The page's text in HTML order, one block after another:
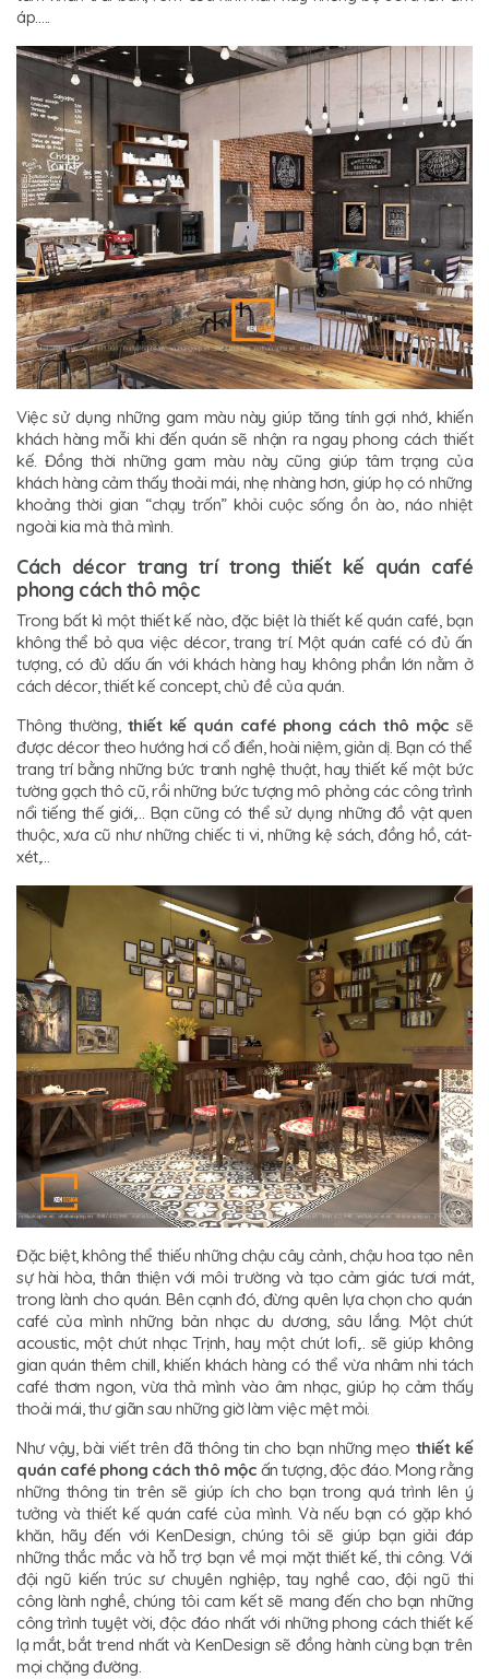
áp…..
Việc sử dụng những gam màu này giúp tăng tính gợi nhớ, khiến
khách hàng mỗi khi đến quán sẽ nhận ra ngay phong cách thiết
kế. Đồng thời những gam màu này cũng giúp tâm trạng của
khách hàng cảm thấy thoải mái, nhẹ nhàng hơn, giúp họ có những
khoảng thời gian “chạy trốn” khỏi cuộc sống ồn ào, náo nhiệt
ngoài kia mà thả mình.
Cách décor trang trí trong thiết kế quán café
phong cách thô mộc
Trong bất kì một thiết kế nào, đặc biệt là thiết kế quán café, bạn
không thể bỏ qua việc décor, trang trí. Một quán café có đủ ấn
tượng, có đủ dấu ấn với khách hàng hay không phần lớn nằm ở
cách décor, thiết kế concept, chủ đề của quán.
Thông thường, thiết kế quán café phong cách thô mộcsẽ
được décor theo hướng hơi cổ điển, hoài niệm, giản dị. Bạn có thể
trang trí bằng những bức tranh nghệ thuật, hay thiết kế một bức
tường gạch thô cũ, rồi những bức tượng mô phỏng các công trình
nổi tiếng thế giới,… Bạn cũng có thể sử dụng những đồ vật quen
thuộc, xưa cũ như những chiếc ti vi, những kệ sách, đồng hồ, cát-
xét,…
Đặc biệt, không thể thiếu những chậu cây cảnh, chậu hoa tạo nên
sự hài hòa, thân thiện với môi trường và tạo cảm giác tươi mát,
trong lành cho quán. Bên cạnh đó, đừng quên lựa chọn cho quán
café của mình những bản nhạc du dương, sâu lắng. Một chút
acoustic, một chút nhạc Trịnh, hay một chút lofi,.. sẽ giúp không
gian quán thêm chill, khiến khách hàng có thể vừa nhâm nhi tách
café thơm ngon, vừa thả mình vào âm nhạc, giúp họ cảm thấy
thoải mái, thư giãn sau những giờ làm việc mệt mỏi.
Như vậy, bài viết trên đã thông tin cho bạn những mẹo thiết kế
quán café phong cách thô mộc ấn tượng, độc đáo. Mong rằng
những thông tin trên sẽ giúp ích cho bạn trong quá trình lên ý
tưởng và thiết kế quán café của mình. Và nếu bạn có gặp khó
khăn, hãy đến với KenDesign, chúng tôi sẽ giúp bạn giải đáp
những thắc mắc và hỗ trợ bạn về mọi mặt thiết kế, thi công. Với
đội ngũ kiến trúc sư chuyên nghiệp, tay nghề cao, đội ngũ thi
công lành nghề, chúng tôi cam kết sẽ mang đến cho bạn những
công trình tuyệt vời, độc đáo nhất với những phong cách thiết kế
lạ mắt, bắt trend nhất và KenDesign sẽ đồng hành cùng bạn trên
mọi chặng đường.